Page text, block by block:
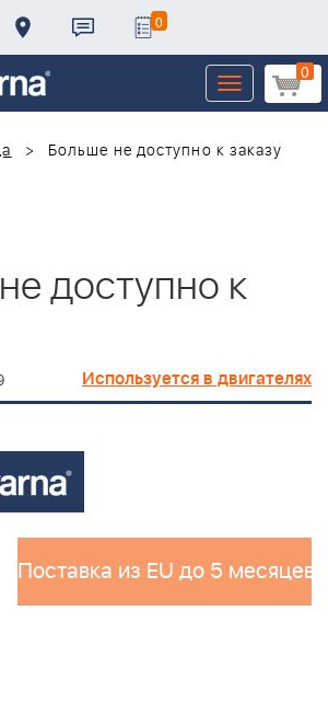
0
0
Toggle
navigation
Больше не доступно к заказу
доступно к
Используется в двигателях
Поставка из EU до 5 месяцев